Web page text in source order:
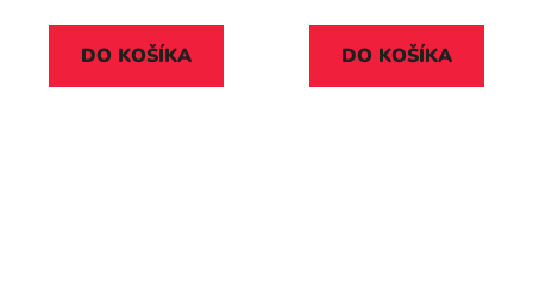
DO KOŠÍKA DO KOŠÍKA